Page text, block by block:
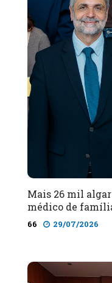
Mais 26 mil
médico de
66 29/07/2026